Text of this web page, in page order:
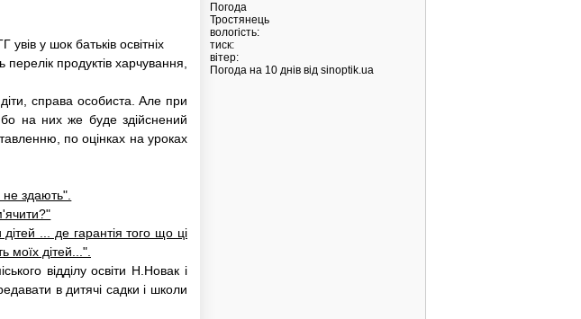
у шок батьків освітніх
продуктів харчування,
справа особиста. Але при
бо на них же буде здійснений
по оцінках на уроках
не здають".
... де гарантія того що ці
моїх дітей...".
відділу освіти Н.Новак і
в дитячі садки і школи
Погода
Тростянець
вологість:
тиск:
вітер:
Погода на 10 днів від sinoptik.ua